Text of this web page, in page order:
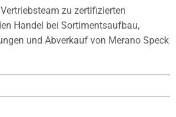
zu zertifizierten
Handel bei Sortimentsaufbau,
und Abverkauf von Merano Speck